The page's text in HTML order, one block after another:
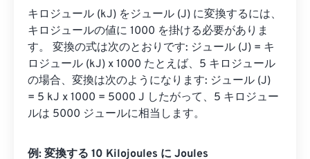
キロジュール (kJ) をジュール (J) に変換するには、
キロジュールの値に 1000 を掛ける必要がありま
す。 変換の式は次のとおりです: ジュール (J) = キ
ロジュール (kJ) x 1000 たとえば、5 キロジュール
の場合、変換は次のようになります: ジュール (J)
= 5 kJ x 1000 = 5000 J したがって、5 キロジュー
ルは 5000 ジュールに相当します。
例: 変換する 10 Kilojoules に Joules